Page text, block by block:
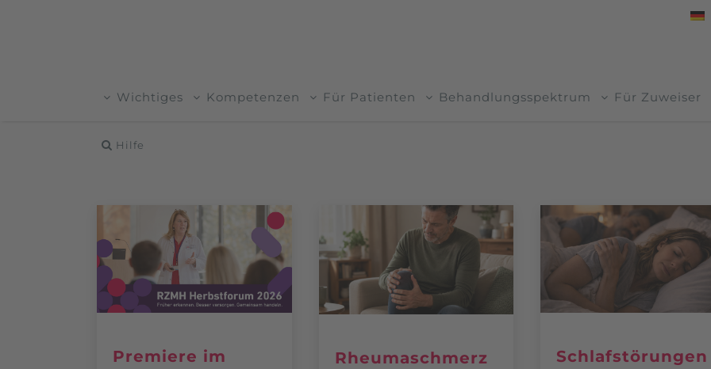
Wichtiges Kompetenzen Für Patienten Behandlungsspektrum Für Zuweiser
Hilfe
Premiere im
Rheumaschmerz
Schlafstörungen